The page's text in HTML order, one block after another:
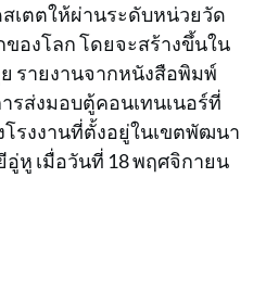
เตตให้ผ่านระดับหน่วยวัด
องโลก โดยจะสร้างขึ้นใน
รายงานจากหนังสือพิมพ์
รส่งมอบตู้คอนเทนเนอร์ที่
รงงานที่ตั้งอยู่ในเขตพัฒนา
หู เมื่อวันที่ 18 พฤศจิกายน